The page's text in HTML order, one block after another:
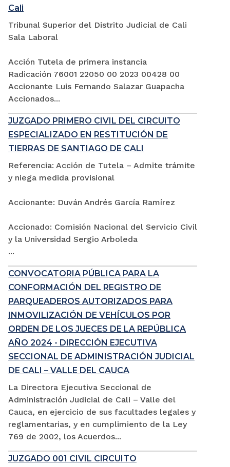
Cali
Tribunal Superior del Distrito Judicial de Cali
Sala Laboral
Acción Tutela de primera instancia
Radicación 76001 22050 00 2023 00428 00
Accionante Luis Fernando Salazar Guapacha
Accionados...
JUZGADO PRIMERO CIVIL DEL CIRCUITO
ESPECIALIZADO EN RESTITUCIÓN DE
TIERRAS DE SANTIAGO DE CALI
Referencia: Acción de Tutela – Admite trámite
y niega medida provisional
Accionante: Duván Andrés García Ramírez
Accionado: Comisión Nacional del Servicio Civil
y la Universidad Sergio Arboleda
...
CONVOCATORIA PÚBLICA PARA LA
CONFORMACIÓN DEL REGISTRO DE
PARQUEADEROS AUTORIZADOS PARA
INMOVILIZACIÓN DE VEHÍCULOS POR
ORDEN DE LOS JUECES DE LA REPÚBLICA
AÑO 2024 - DIRECCIÓN EJECUTIVA
SECCIONAL DE ADMINISTRACIÓN JUDICIAL
DE CALI – VALLE DEL CAUCA
La Directora Ejecutiva Seccional de
Administración Judicial de Cali – Valle del
Cauca, en ejercicio de sus facultades legales y
reglamentarias, y en cumplimiento de la Ley
769 de 2002, los Acuerdos...
JUZGADO 001 CIVIL CIRCUITO